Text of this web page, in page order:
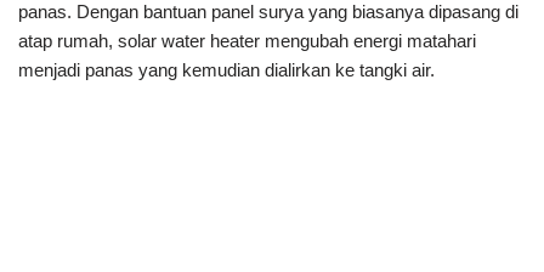
panas. Dengan bantuan panel surya yang biasanya dipasang di
atap rumah, solar water heater mengubah energi matahari
menjadi panas yang kemudian dialirkan ke tangki air.